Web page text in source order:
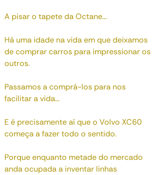
A pisar o tapete da Octane...
Há uma idade na vida em que deixamos
de comprar carros para impressionar os
outros.
Passamos a comprá-los para nos
facilitar a vida...
E é precisamente aí que o Volvo XC60
começa a fazer todo o sentido.
Porque enquanto metade do mercado
anda ocupada a inventar linhas